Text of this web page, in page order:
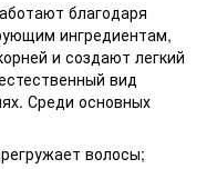
благодаря
ингредиентам,
и создают легкий
вид
Среди основных
волосы;